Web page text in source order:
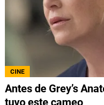
CINE
Antes de Grey’s
tuvo este cameo